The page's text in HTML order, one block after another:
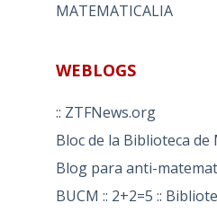
MATEMATICALIA
WEBLOGS
:: ZTFNews.org
Bloc de la Biblioteca
Blog para anti-
BUCM :: 2+2=5 ::